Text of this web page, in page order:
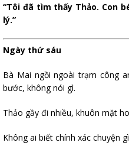
“Tôi đã tìm thấy Thảo. Con
lý.”
Ngày thứ sáu
Bà Mai ngồi ngoài trạm công
bước, không nói gì.
Thảo gầy đi nhiều, khuôn mặt
Không ai biết chính xác chuyện